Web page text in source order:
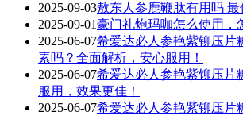
2025-09-03敖东人参鹿鞭肽有用吗
2025-09-01豪门礼炮玛咖怎么使用，
2025-06-07希爱达必人参艳紫铆压片
素吗？全面解析，安心服用！
2025-06-07希爱达必人参艳紫铆压片
服用，效果更佳！
2025-06-07希爱达必人参艳紫铆压片